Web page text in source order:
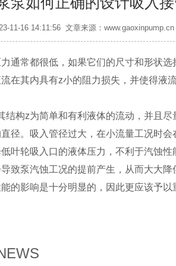
11-16 14:11:56 文章来源：
通常都很低，如果它们的尺寸和形状
在其内具有z小的阻力损失，并使得液
构z为简单和有利液体的流动，并且尽
径。吸入管径过大，在小流量工况时
叶轮吸入口的液体压力，不利于汽蚀
致泵汽蚀工况的提前产生，从而大大降
的影响是十分明显的，因此更应该予以